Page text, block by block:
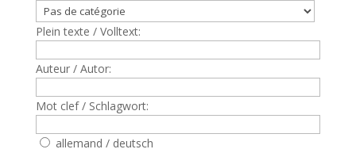
Plein texte / Volltext:
Auteur / Autor:
Mot clef / Schlagwort:
allemand / deutsch